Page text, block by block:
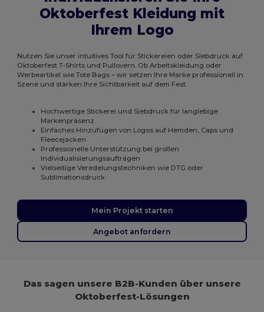
Oktoberfest Kleidung mit
Ihrem Logo
Nutzen Sie unser intuitives Tool für Stickereien oder Siebdruck auf
Oktoberfest T-Shirts und Pullovern. Ob Arbeitskleidung oder
Werbeartikel wie Tote Bags – wir setzen Ihre Marke professionell in
Szene und stärken Ihre Sichtbarkeit auf dem Fest.
Hochwertige Stickerei und Siebdruck für langlebige
Markenpräsenz
Einfaches Hinzufügen von Logos auf Hemden, Caps und
Fleecejacken
Professionelle Unterstützung bei großen
Individualisierungsaufträgen
Vielseitige Veredelungstechniken wie DTG oder
Sublimationsdruck
Mein Projekt starten
Angebot anfordern
Das sagen unsere B2B-Kunden über unsere
Oktoberfest-Lösungen